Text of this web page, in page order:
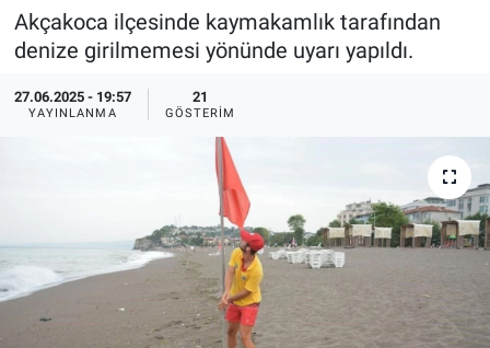
Akçakoca ilçesinde kaymakamlık tarafından
denize girilmemesi yönünde uyarı yapıldı.
27.06.2025 - 19:57
YAYINLANMA
21
GÖSTERIM